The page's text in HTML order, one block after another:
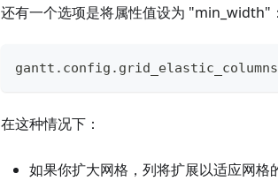
还有一个选项是将属性值设为 "min_width"：
gantt . config . grid_elastic_columns
在这种情况下：
如果你扩大网格，列将扩展以适应网格